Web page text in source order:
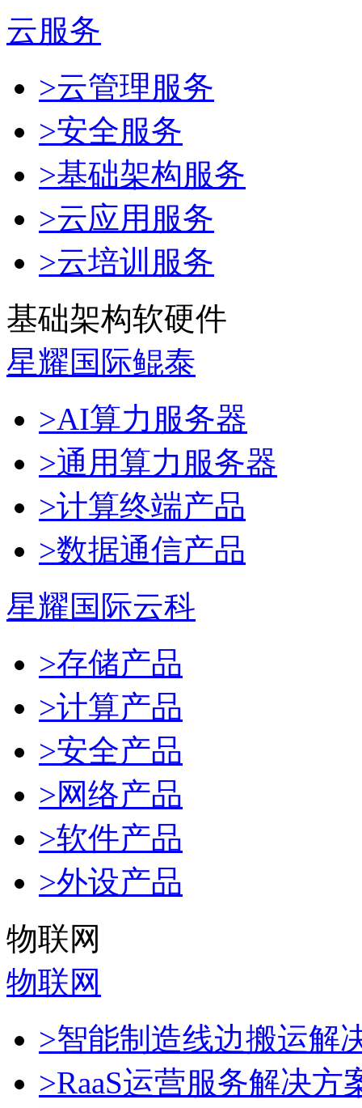
云服务
>云管理服务
>安全服务
>基础架构服务
>云应用服务
>云培训服务
基础架构软硬件
星耀国际鲲泰
>AI算力服务器
>通用算力服务器
>计算终端产品
>数据通信产品
星耀国际云科
>存储产品
>计算产品
>安全产品
>网络产品
>软件产品
>外设产品
物联网
物联网
>智能制造线边搬运解
>RaaS运营服务解决方